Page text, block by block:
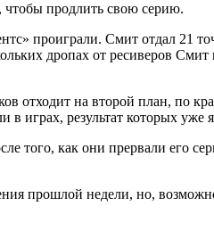
чтобы продлить свою серию.
проиграли. Смит отдал 21
дропах от ресиверов
отходит на второй план, по
играх, результат которых уже
как они прервали его
прошлой недели, но,